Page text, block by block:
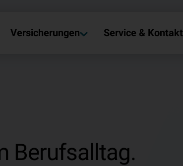
Versicherungen Service & Kontakt
Berufsalltag.